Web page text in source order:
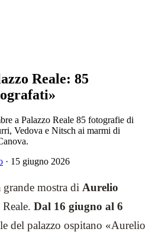
Reale: 85
a Palazzo Reale 85 fotografie di
Vedova e Nitsch ai marmi di
· 15 giugno 2026
mostra di Aurelio
Dal 16 giugno al 6
del palazzo ospitano «Aurelio